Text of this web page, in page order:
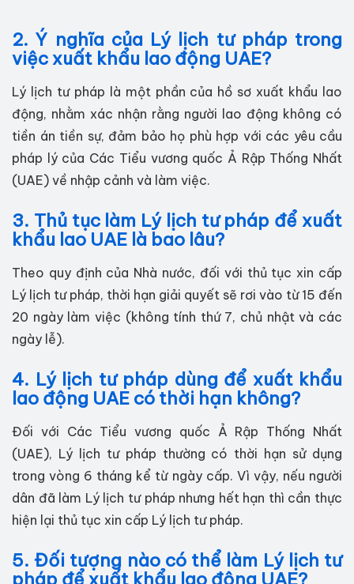
2. Ý nghĩa của Lý lịch tư pháp trong
việc xuất khẩu lao động UAE?
Lý lịch tư pháp là một phần của hồ sơ xuất khẩu lao
động, nhằm xác nhận rằng người lao động không có
tiền án tiền sự, đảm bảo họ phù hợp với các yêu cầu
pháp lý của Các Tiểu vương quốc Ả Rập Thống Nhất
(UAE) về nhập cảnh và làm việc.
3. Thủ tục làm Lý lịch tư pháp để xuất
khẩu lao UAE là bao lâu?
Theo quy định của Nhà nước, đối với thủ tục xin cấp
Lý lịch tư pháp, thời hạn giải quyết sẽ rơi vào từ 15 đến
20 ngày làm việc (không tính thứ 7, chủ nhật và các
ngày lễ).
4. Lý lịch tư pháp dùng để xuất khẩu
lao động UAE có thời hạn không?
Đối với Các Tiểu vương quốc Ả Rập Thống Nhất
(UAE), Lý lịch tư pháp thường có thời hạn sử dụng
trong vòng 6 tháng kể từ ngày cấp. Vì vậy, nếu người
dân đã làm Lý lịch tư pháp nhưng hết hạn thì cần thực
hiện lại thủ tục xin cấp Lý lịch tư pháp.
5. Đối tượng nào có thể làm Lý lịch tư
pháp để xuất khẩu lao động UAE?